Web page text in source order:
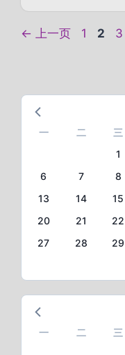
← 上一页
页
1
页
2
页
3
一 二 三
1
6
7 8
13
14 15
20
21 22
27
28 29
一 二 三